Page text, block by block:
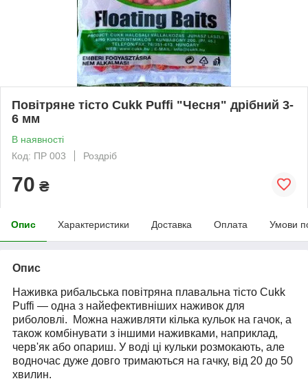
Повітряне тісто Cukk Puffi "Чесня" дрібний 3-
6 мм
В наявності
Код: ПР 003
Роздріб
70 ₴
Опис Характеристики Доставка Оплата Умови
Опис
Наживка рибальська повітряна плавальна тісто Cukk
Puffi — одна з найефективніших наживок для
риболовлі. Можна наживляти кілька кульок на гачок, а
також комбінувати з іншими наживками, наприклад,
черв'як або опариш. У воді ці кульки розмокають, але
водночас дуже довго тримаються на гачку, від 20 до 50
хвилин.